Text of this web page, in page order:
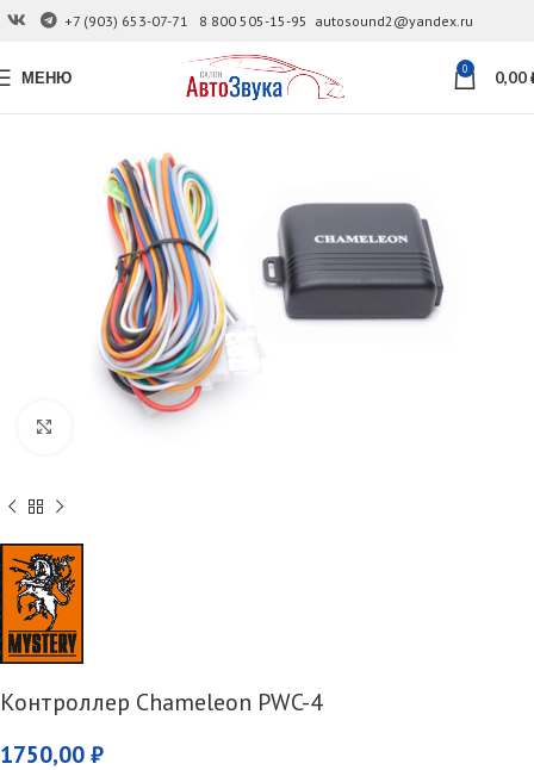
+7 (903) 653-07-71 8 800 505-15-95 autosound2@yandex.ru
МЕНЮ 0 0,00
Увеличить
Контроллер Chameleon PWC-4
1750,00 ₽